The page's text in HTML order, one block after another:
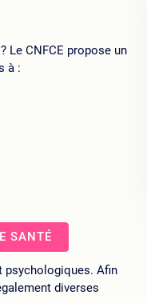
Le CNFCE propose un
à :
SANTÉ
psychologiques. Afin
diverses